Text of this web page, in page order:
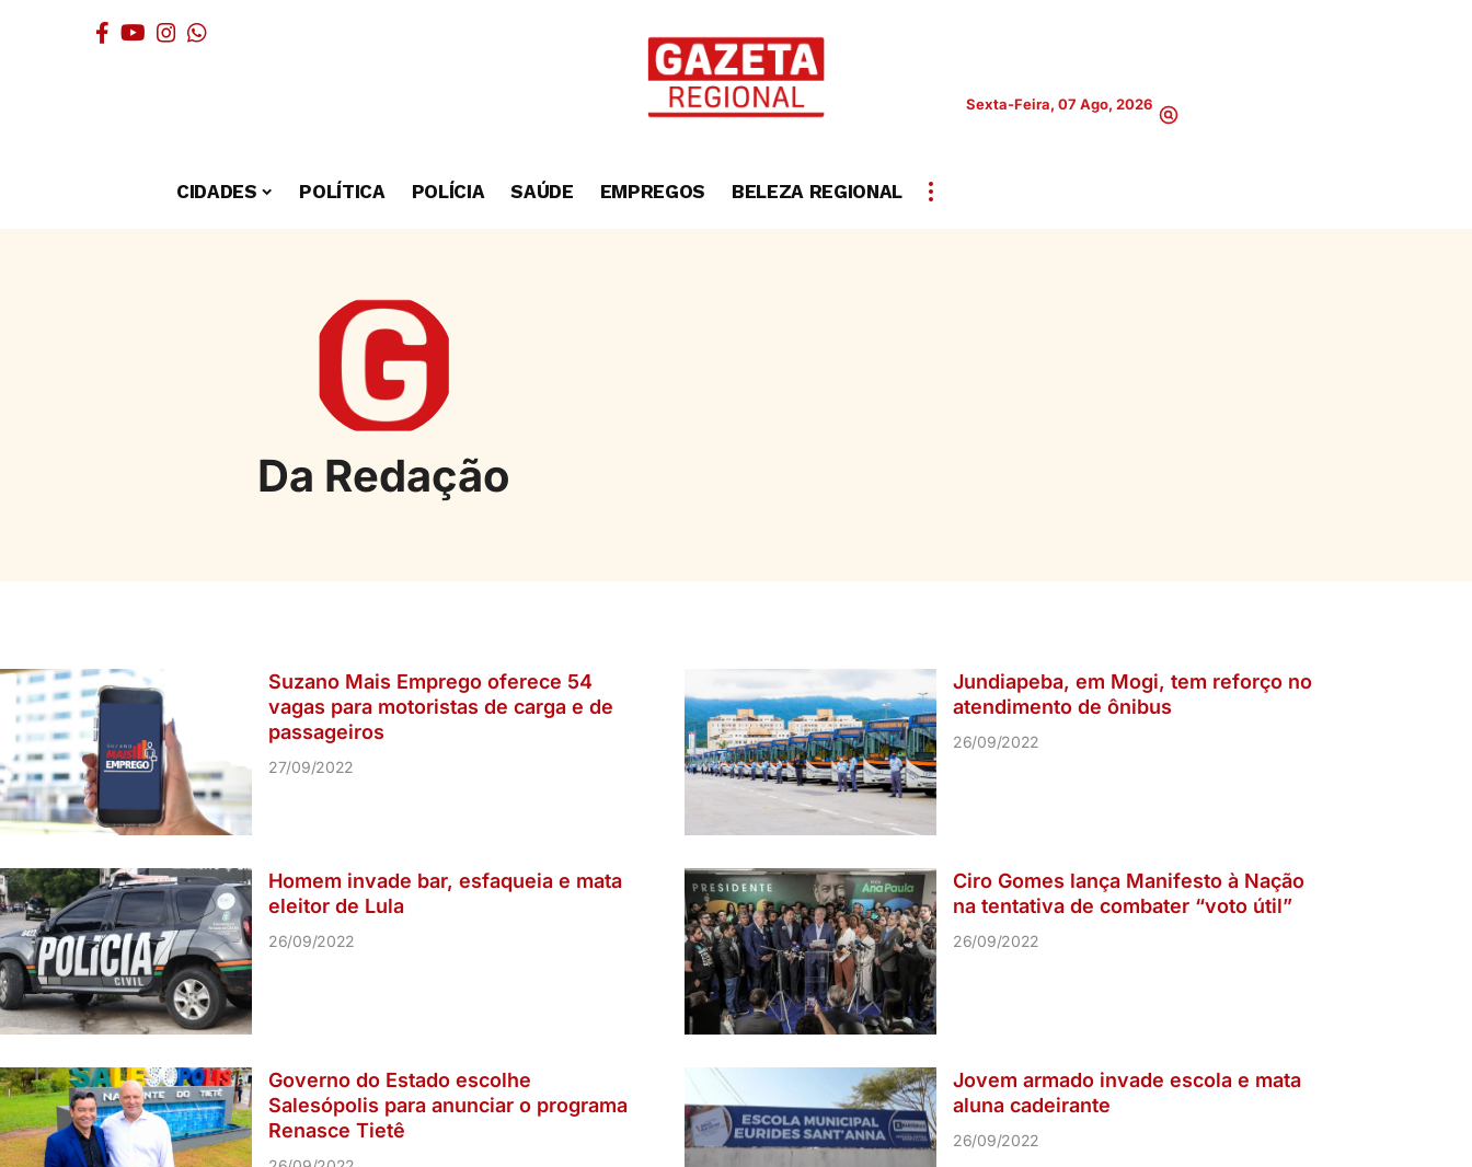
Sexta-Feira, 07 Ago, 2026
CIDADES POLÍTICA POLÍCIA SAÚDE EMPREGOS BELEZA REGIONAL
Da Redação
Suzano Mais Emprego oferece 54
vagas para motoristas de carga e de
passageiros
27/09/2022
Jundiapeba, em Mogi, tem reforço no
atendimento de ônibus
26/09/2022
Homem invade bar, esfaqueia e mata
eleitor de Lula
26/09/2022
Ciro Gomes lança Manifesto à Nação
na tentativa de combater “voto útil”
26/09/2022
Governo do Estado escolhe
Salesópolis para anunciar o programa
Renasce Tietê
Jovem armado invade escola e mata
aluna cadeirante
26/09/2022